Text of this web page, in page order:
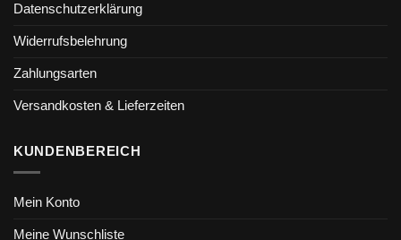
Datenschutzerklärung
Widerrufsbelehrung
Zahlungsarten
Versandkosten & Lieferzeiten
KUNDENBEREICH
Mein Konto
Meine Wunschliste